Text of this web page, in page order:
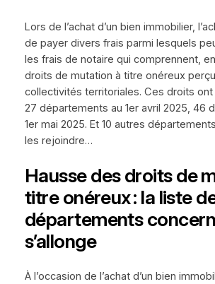
Lors de l’achat d’un bien immobilier,
de payer divers frais parmi lesquels
les frais de notaire qui comprennent,
droits de mutation à titre onéreux
collectivités territoriales. Ces droits
27 départements au 1er avril 2025, 46
1er mai 2025. Et 10 autres
les rejoindre…
Hausse des droits de
titre onéreux : la liste
départements
s’allonge
À l’occasion de l’achat d’un bien